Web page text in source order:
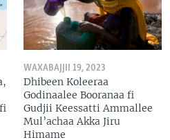
WAXABAJJII 19, 2023
Dhibeen Koleeraa
Godinaalee Booranaa fi
Gudjii Keessatti Ammallee
Mul’achaa Akka Jiru
Himame